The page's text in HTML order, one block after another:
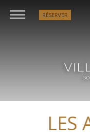
RÉSERVER
LES